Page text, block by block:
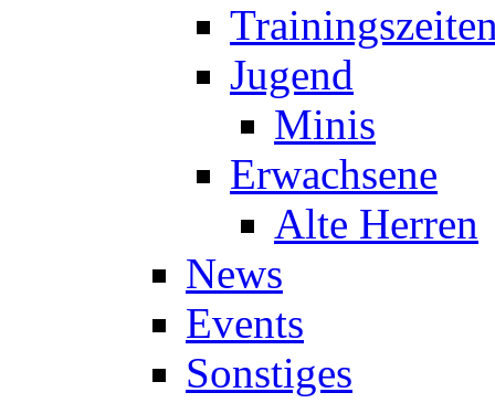
Jugend
Minis
Erwachsene
Alte Herren
News
Events
Sonstiges